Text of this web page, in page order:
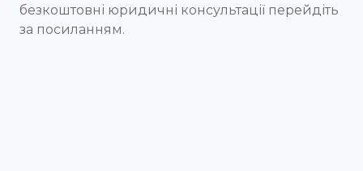
безкоштовні юридичні консультації перейдіть
за посиланням.